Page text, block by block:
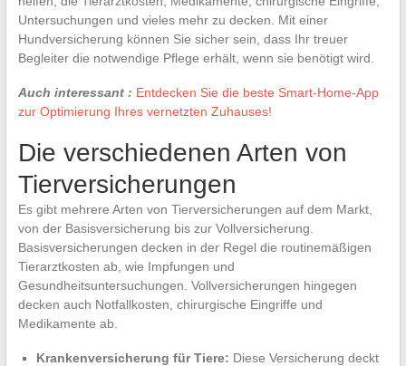
Untersuchungen und vieles mehr zu decken. Mit einer
Hundversicherung können Sie sicher sein, dass Ihr treuer
Begleiter die notwendige Pflege erhält, wenn sie benötigt wird.
Auch interessant : Entdecken Sie die beste Smart-Home-App
zur Optimierung Ihres vernetzten Zuhauses!
Die verschiedenen Arten von
Tierversicherungen
Es gibt mehrere Arten von Tierversicherungen auf dem Markt,
von der Basisversicherung bis zur Vollversicherung.
Basisversicherungen decken in der Regel die routinemäßigen
Tierarztkosten ab, wie Impfungen und
Gesundheitsuntersuchungen. Vollversicherungen hingegen
decken auch Notfallkosten, chirurgische Eingriffe und
Medikamente ab.
Krankenversicherung für Tiere: Diese Versicherung deckt